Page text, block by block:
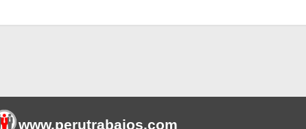
www.perutrabajos.com